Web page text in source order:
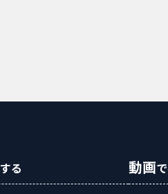
する 動画